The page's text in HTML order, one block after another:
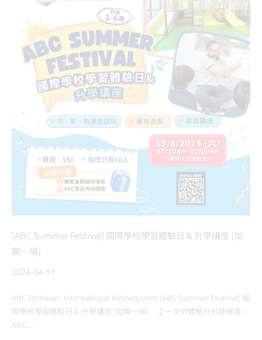
[ABC Summer Festival] 國際學校學習體驗日 & 升學講座 (加
開一場)
2024-04-17
ABC Pathways International Kindergarten [ABC Summer Festival] 國
際學校學習體驗日 & 升學講座 (加開一場) 上一次的體驗日迅速爆滿，
ABC...